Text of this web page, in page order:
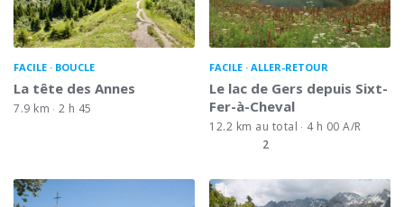
FACILE BOUCLE
La tête des Annes
7.9 km 2 h 45
FACILE ALLER-RETOUR
Le lac de Gers depuis Sixt-
Fer-à-Cheval
12.2 km au total
4 h 00 A/R
2